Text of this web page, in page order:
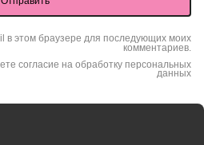
в этом браузере для последующих моих
комментариев.
согласие на обработку персональных
данных